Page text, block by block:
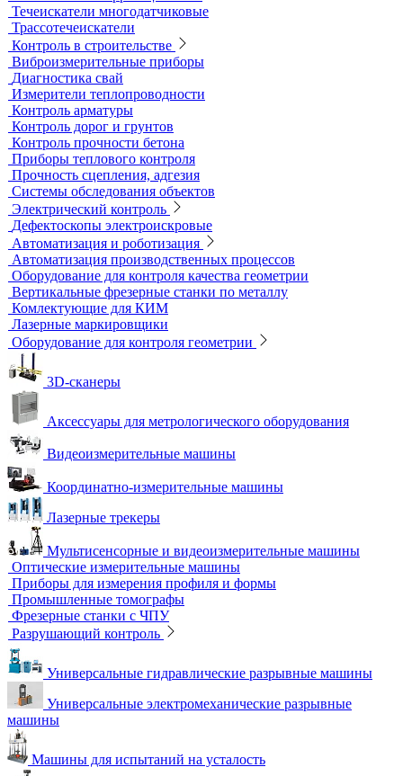
Контроль герметичности
Вакуумные рамки
Вакуумные установки
Портативные гелиевые течеискатели
Течеискатели акустические
Течеискатели корреляционные
Течеискатели многодатчиковые
Трассотечеискатели
Контроль в строительстве
Виброизмерительные приборы
Диагностика свай
Измерители теплопроводности
Контроль арматуры
Контроль дорог и грунтов
Контроль прочности бетона
Приборы теплового контроля
Прочность сцепления, адгезия
Системы обследования объектов
Электрический контроль
Дефектоскопы электроискровые
Автоматизация и роботизация
Автоматизация производственных процессов
Оборудование для контроля качества геометрии
Вертикальные фрезерные станки по металлу
Комлектующие для КИМ
Лазерные маркировщики
Оборудование для контроля геометрии
Аксессуары для метрологического оборудования
Видеоизмерительные машины
Координатно-измерительные машины
Лазерные трекеры
Мультисенсорные и видеоизмерительные машины
Оптические измерительные машины
Приборы для измерения профиля и формы
Промышленные томографы
Фрезерные станки с ЧПУ
Разрушающий контроль
Универсальные гидравлические разрывные машины